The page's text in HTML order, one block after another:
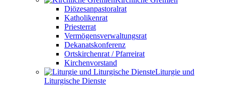
Diözesanpastoralrat
Katholikenrat
Priesterrat
Vermögensverwaltungsrat
Dekanatskonferenz
Ortskirchenrat / Pfarreirat
Kirchenvorstand
Liturgie und
Liturgische Dienste